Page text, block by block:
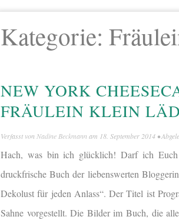
Kategorie:
NEW YORK
FRÄULEIN KLEIN
Verfasst von Nadine Beckmann am 18. September 2014 •
Hach, was bin ich glücklich! Darf ich
druckfrische Buch der liebenswerten
Dekolust für jeden Anlass“. Der Titel ist
Sahne vorgestellt. Die Bilder im Buch, die